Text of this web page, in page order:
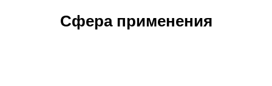
Сфера применения